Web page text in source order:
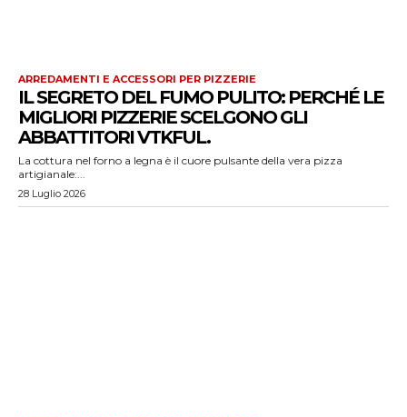
ARREDAMENTI E ACCESSORI PER PIZZERIE
IL SEGRETO DEL FUMO PULITO: PERCHÉ LE
MIGLIORI PIZZERIE SCELGONO GLI
ABBATTITORI VTKFUL.
La cottura nel forno a legna è il cuore pulsante della vera pizza
artigianale:...
28 Luglio 2026